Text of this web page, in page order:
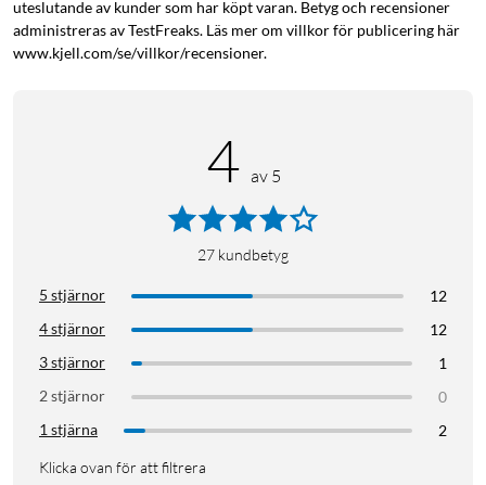
uteslutande av kunder som har köpt varan. Betyg och recensioner
administreras av TestFreaks. Läs mer om villkor för publicering här
www.kjell.com/se/villkor/recensioner.
4 av 5
27 kundbetyg
5 stjärnor
12
4 stjärnor
12
3 stjärnor
1
2 stjärnor
0
1 stjärna
2
Klicka ovan för att filtrera